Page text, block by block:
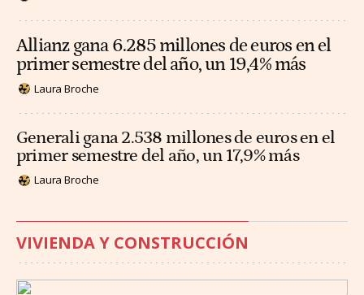
Allianz gana 6.285 millones de euros en el
primer semestre del año, un 19,4% más
Laura Broche
Generali gana 2.538 millones de euros en el
primer semestre del año, un 17,9% más
Laura Broche
VIVIENDA Y CONSTRUCCIÓN